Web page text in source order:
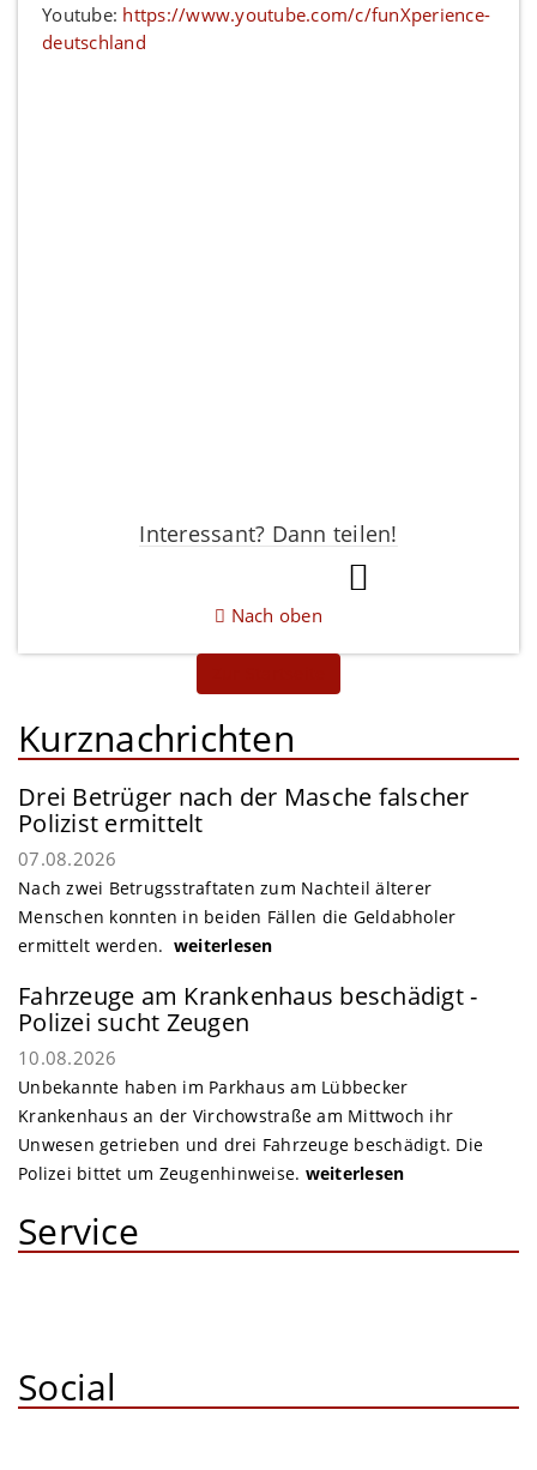
Youtube: https://www.youtube.com/c/funXperience-
deutschland
Interessant? Dann teilen!
Nach oben
Kurznachrichten
Drei Betrüger nach der Masche falscher
Polizist ermittelt
07.08.2026
Nach zwei Betrugsstraftaten zum Nachteil älterer
Menschen konnten in beiden Fällen die Geldabholer
ermittelt werden. weiterlesen
Fahrzeuge am Krankenhaus beschädigt -
Polizei sucht Zeugen
10.08.2026
Unbekannte haben im Parkhaus am Lübbecker
Krankenhaus an der Virchowstraße am Mittwoch ihr
Unwesen getrieben und drei Fahrzeuge beschädigt. Die
Polizei bittet um Zeugenhinweise. weiterlesen
Service
Social